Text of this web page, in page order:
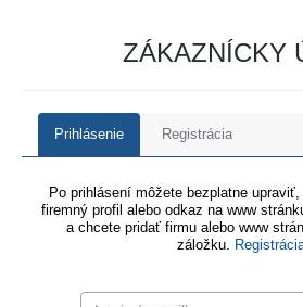
ZÁKAZNÍCKY
Prihlásenie Registrácia
Po prihlásení môžete bezplatne
firemný profil alebo odkaz na www
a chcete pridať firmu alebo www
záložku.